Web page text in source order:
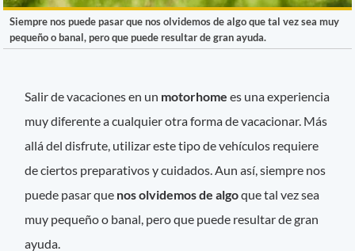
Siempre nos puede pasar que nos olvidemos de algo que tal vez sea muy
pequeño o banal, pero que puede resultar de gran ayuda.
Salir de vacaciones en un motorhome es una experiencia
muy diferente a cualquier otra forma de vacacionar. Más
allá del disfrute, utilizar este tipo de vehículos requiere
de ciertos preparativos y cuidados. Aun así, siempre nos
puede pasar que nos olvidemos de algoque tal vez sea
muy pequeño o banal, pero que puede resultar de gran
ayuda.